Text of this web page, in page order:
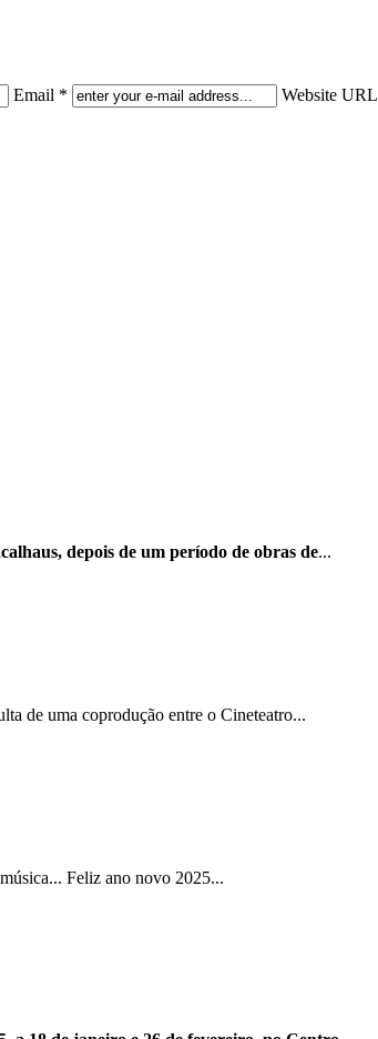
Email * Website URL
depois de um período de obras de...
de uma coprodução entre o Cineteatro...
Feliz ano novo 2025...